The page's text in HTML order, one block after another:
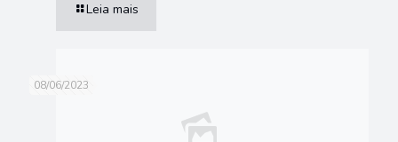
Leia mais
08/06/2023